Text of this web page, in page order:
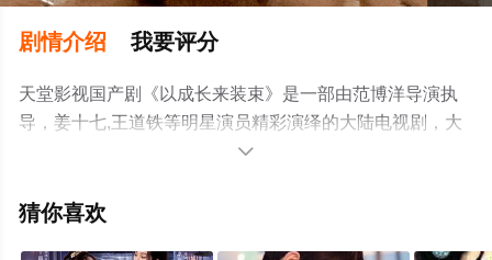
剧情介绍 我要评分
天堂影视国产剧《以成长来装束》是一部由范博洋导演执
导，姜十七,王道铁等明星演员精彩演绎的大陆电视剧，大
结局剧情已揭晓（已完结），手机免费观看高清无删减完
豆瓣电视剧、电视猫或剧情网等平台了解。

猜你喜欢